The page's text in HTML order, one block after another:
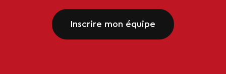
Inscrire mon équipe